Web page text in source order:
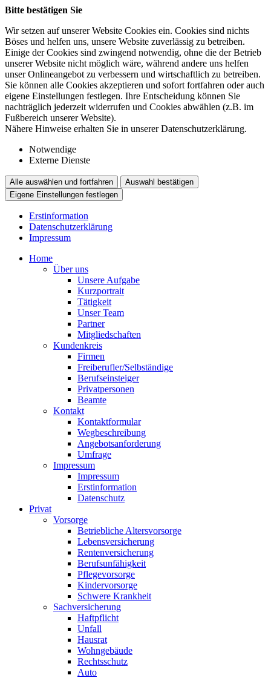
Bitte bestätigen Sie
Wir setzen auf unserer Website Cookies ein. Cookies sind nichts
Böses und helfen uns, unsere Website zuverlässig zu betreiben.
Einige der Cookies sind zwingend notwendig, ohne die der Betrieb
unserer Website nicht möglich wäre, während andere uns helfen
unser Onlineangebot zu verbessern und wirtschaftlich zu betreiben.
Sie können alle Cookies akzeptieren und sofort fortfahren oder auch
eigene Einstellungen festlegen. Ihre Entscheidung können Sie
nachträglich jederzeit widerrufen und Cookies abwählen (z.B. im
Fußbereich unserer Website).
Nähere Hinweise erhalten Sie in unserer Datenschutzerklärung.
Notwendige
Externe Dienste
Alle auswählen und fortfahren
Auswahl bestätigen
Eigene Einstellungen festlegen
Erstinformation
Datenschutzerklärung
Impressum
Home
Über uns
Unsere Aufgabe
Kurzportrait
Tätigkeit
Unser Team
Partner
Mitgliedschaften
Kundenkreis
Firmen
Freiberufler/Selbständige
Berufseinsteiger
Privatpersonen
Beamte
Kontakt
Kontaktformular
Wegbeschreibung
Angebotsanforderung
Umfrage
Impressum
Impressum
Erstinformation
Datenschutz
Privat
Vorsorge
Betriebliche Altersvorsorge
Lebensversicherung
Rentenversicherung
Berufsunfähigkeit
Pflegevorsorge
Kindervorsorge
Schwere Krankheit
Sachversicherung
Haftpflicht
Unfall
Hausrat
Wohngebäude
Rechtsschutz
Auto